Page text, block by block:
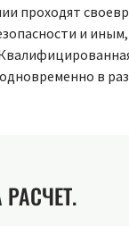
проходят
и
в